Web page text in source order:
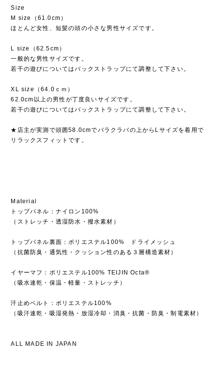
Size
M size（61.0cm）
ほとんど女性、短髪の頭の小さな男性サイズです。
L size（62.5cm）
一般的な男性サイズです。
若干の遊びについてはバックストラップにて調整して下さい。
XL size（64.0ｃｍ）
62.0cm以上の男性が丁度良いサイズです。
若干の遊びについてはバックストラップにて調整して下さい。
★店主が実測で頭囲58.0cmでバラクラバの上からLサイズを着用で
リラックスフィットです。
Material
トップパネル：ナイロン100%
（ストレッチ・透湿防水・撥水素材）
トップパネル裏面：ポリエステル100% ドライメッシュ
（抗菌防臭・通気性・クッション性のある３層構造素材）
イヤーマフ：ポリエステル100% TEIJIN Octa®︎
（吸水速乾・保温・軽量・ストレッチ）
汗止めベルト：ポリエステル100%
（吸汗速乾・吸湿発熱・放湿冷却・消臭・抗菌・防臭・制電素材）
ALL MADE IN JAPAN